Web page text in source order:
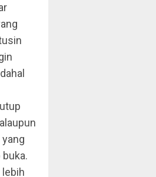
lebih